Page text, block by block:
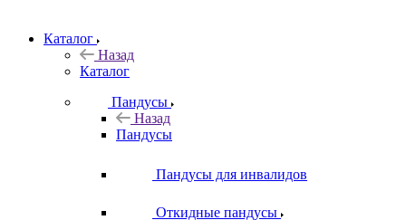
Каталог
Назад
Каталог
Пандусы
Назад
Пандусы
Пандусы для инвалидов
Откидные пандусы